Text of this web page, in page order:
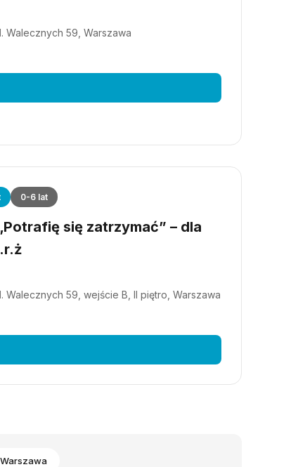
Walecznych 59, Warszawa
0-6 lat
się zatrzymać” – dla
Walecznych 59, wejście B, II piętro, Warszawa
Warszawa